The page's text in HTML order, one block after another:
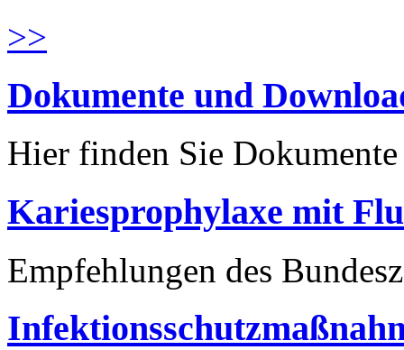
>>
Dokumente und
Hier finden Sie
Kariesprophylaxe mit
Empfehlungen des